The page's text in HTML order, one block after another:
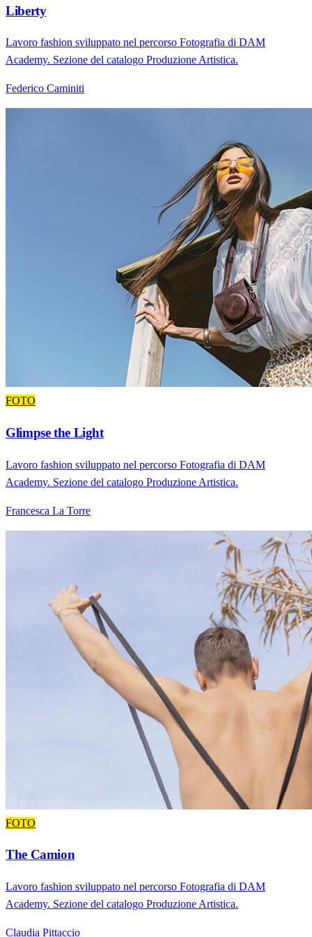
Liberty
Lavoro fashion sviluppato nel percorso Fotografia di DAM
Academy. Sezione del catalogo Produzione Artistica.
Federico Caminiti
FOTO
Glimpse the Light
Lavoro fashion sviluppato nel percorso Fotografia di DAM
Academy. Sezione del catalogo Produzione Artistica.
Francesca La Torre
FOTO
The Camion
Lavoro fashion sviluppato nel percorso Fotografia di DAM
Academy. Sezione del catalogo Produzione Artistica.
Claudia Pittaccio